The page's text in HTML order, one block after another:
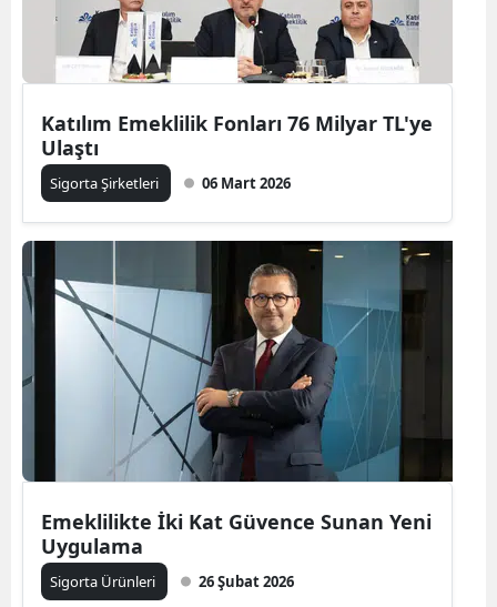
Elazığ
Erzincan
Giresun
Hakkari
Hatay
Isparta
Mersin
İstanbul
Katılım Emeklilik Fonları 76 Milyar TL'ye
Ulaştı
Sigorta Şirketleri 06 Mart 2026
Emeklilikte İki Kat Güvence Sunan Yeni
Uygulama
Sigorta Ürünleri 26 Şubat 2026